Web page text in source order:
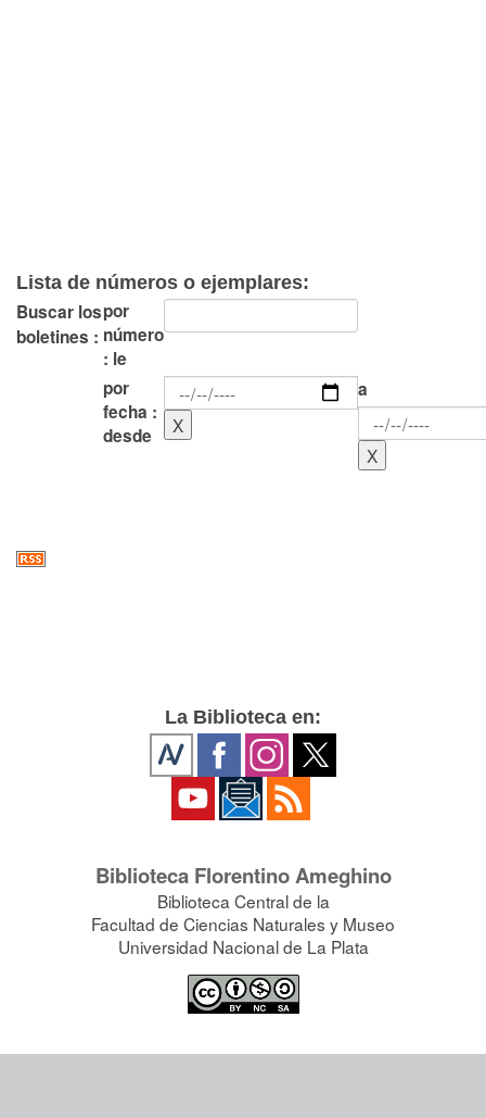
Lista de números o ejemplares:
Buscar los
boletines :
por
número
: le
por
fecha :
desde
a
La Biblioteca en:
Biblioteca Florentino Ameghino
Biblioteca Central de la
Facultad de Ciencias Naturales y Museo
Universidad Nacional de La Plata